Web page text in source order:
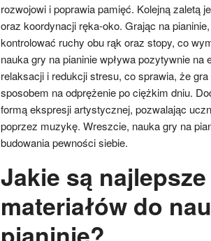
rozwojowi i poprawia pamięć. Kolejną zaletą
oraz koordynacji ręka-oko. Grając na
kontrolować ruchy obu rąk oraz stopy, co
nauka gry na pianinie wpływa pozytywnie
relaksacji i redukcji stresu, co sprawia, że
sposobem na odprężenie po ciężkim dniu.
formą ekspresji artystycznej, pozwalając
poprzez muzykę. Wreszcie, nauka gry na
budowania pewności siebie.
Jakie są najlepsze
materiałów do